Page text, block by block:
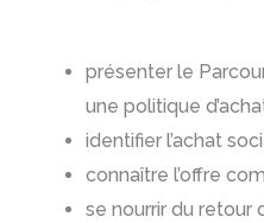
présenter le
une politique
identifier l’achat
connaître l’offre
se nourrir du retour